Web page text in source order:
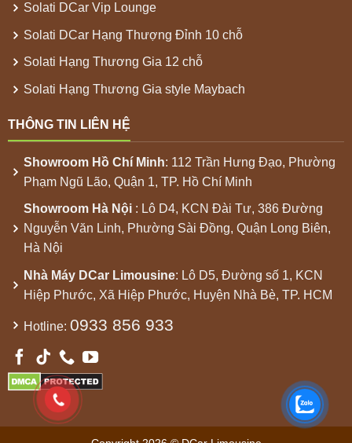
Solati DCar Vip Lounge
Solati DCar Hạng Thượng Đỉnh 10 chỗ
Solati Hạng Thương Gia 12 chỗ
Solati Hạng Thương Gia style Maybach
THÔNG TIN LIÊN HỆ
Showroom Hồ Chí Minh: 112 Trần Hưng Đạo, Phường
Phạm Ngũ Lão, Quận 1, TP. Hồ Chí Minh
Showroom Hà Nội: Lô D4, KCN Đài Tư, 386 Đường
Nguyễn Văn Linh, Phường Sài Đồng, Quận Long Biên,
Hà Nội
Nhà Máy DCar Limousine: Lô D5, Đường số 1, KCN
Hiệp Phước, Xã Hiệp Phước, Huyện Nhà Bè, TP. HCM
Hotline: 0933 856 933